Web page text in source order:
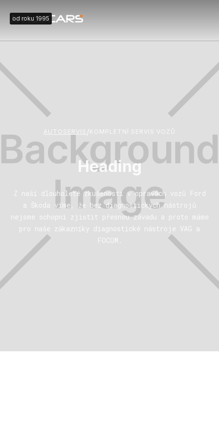
od roku 1995
AUTOSERVIS /KOMPLETNÍ SERVIS VOZŮ
Heading
Z naší dlouholeté zkušenosti v opravách vozů Ford
a Škoda víme, že bez diagnostických nástrojů
nejsme schopni zjistit přesnou závadu a proto máme
pro naše zákazníky diagnostické nástroje VAG a
FOCOM.